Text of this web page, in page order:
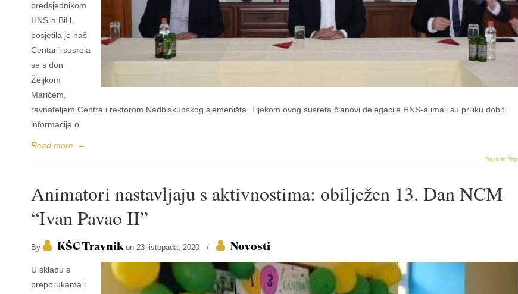
predsjednikom
HNS-a BiH,
posjetila je naš
Centar i susrela
se s don
Željkom
Marićem,
ravnateljem Centra i rektorom Nadbiskupskog sjemeništa. Tijekom ovog susreta članovi delegacije HNS-a imali su priliku dobiti
informacije o
Read more →
Back to Top
Animatori nastavljaju s aktivnostima: obilježen 13. Dan NCM
“Ivan Pavao II”
By KŠC Travnikon 23 listopada, 2020 / Novosti
U skladu s
preporukama i